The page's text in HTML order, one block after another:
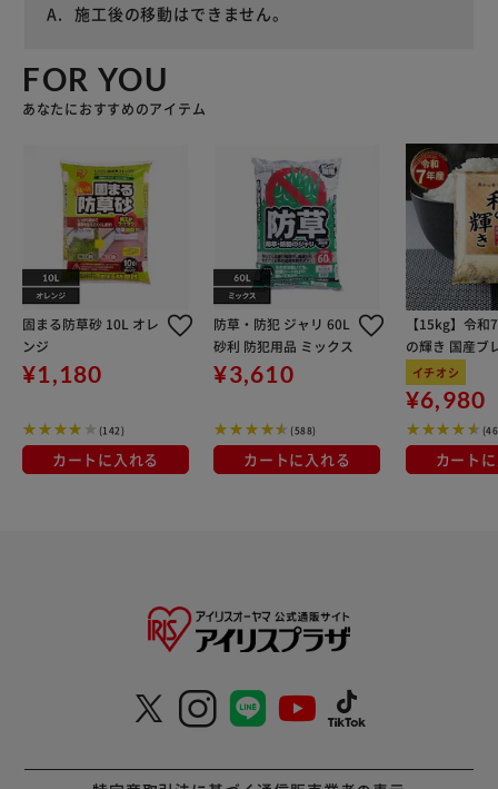
施工後の移動はできません。
FOR YOU
あなたにおすすめのアイテム
固まる防草砂 10L オレ
ンジ
¥1,180
(142)
カートに入れる
防草・防犯 ジャリ 60L
砂利 防犯用品 ミックス
¥3,610
(588)
カートに入れる
【15kg】令和
の輝き 国産ブ
kg×3袋
イチオシ
¥6,980
カート